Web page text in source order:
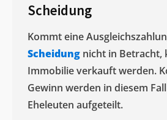
Scheidung
Kommt eine
Scheidung nicht in Betracht,
Immobilie verkauft werden.
Gewinn werden in diesem
Eheleuten aufgeteilt.​